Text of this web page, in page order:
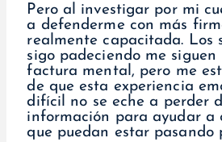
Pero al investigar por mi
a defenderme con más
realmente capacitada. Los
sigo padeciendo me siguen
factura mental, pero me
de que esta experiencia
difícil no se eche a perder
información para ayudar a
que puedan estar pasando